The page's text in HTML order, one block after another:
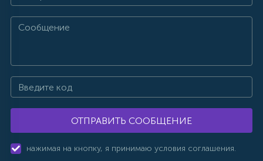
ОТПРАВИТЬ СООБЩЕНИЕ
нажимая на кнопку, я принимаю условия соглашения.